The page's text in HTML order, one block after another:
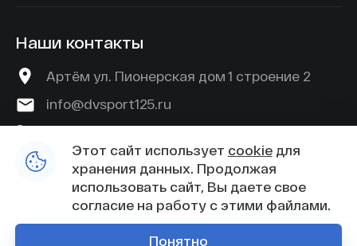
Наши контакты
Артём ул. Пионерская дом 1 строение 2
info@dvsport125.ru
© 2024 Дядя Вася - Центр спорта и экипировки для
Этот сайт использует cookieдля
хранения данных. Продолжая
использовать сайт, Вы даете свое
согласие на работу с этими файлами.
Понятно